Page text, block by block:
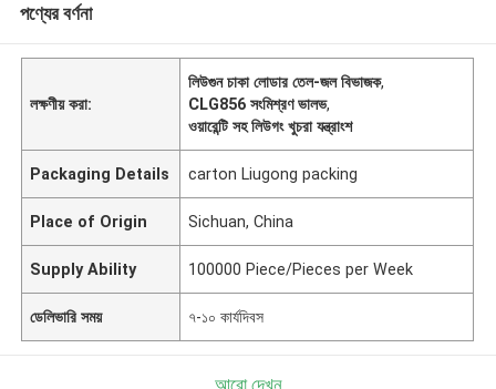
পণ্যের বর্ণনা
লক্ষণীয় করা:
লিউগুন চাকা লোডার তেল-জল বিভাজক,
CLG856 সংমিশ্রণ ভালভ,
ওয়ারেন্টি সহ লিউগং খুচরা যন্ত্রাংশ
Packaging Details carton Liugong packing
Place of Origin Sichuan, China
Supply Ability 100000 Piece/Pieces per Week
ডেলিভারি সময় ৭-১০ কার্যদিবস
আরো দেখুন